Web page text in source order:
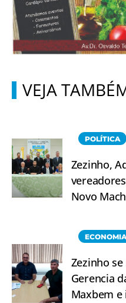
VEJA
POLÍTICA
Zezinho,
Novo
ECONOMIA
Zezinho
Gerencia
Maxbem